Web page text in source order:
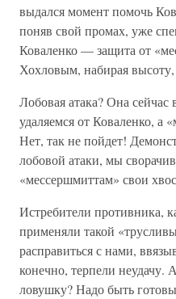
выдался момент помочь
поняв свой промах, уже
Коваленко — защи­та от
Хохловым, набирая высоту,
Лобовая атака? Она
удаляемся от Коваленко, а
Нет, так не пойдет!
лобовой атаки, мы
«мессершмиттам» свои
Истребители противника,
применяли такой
расправиться с нами,
конечно, терпели неудачу.
ловушку? Надо быть